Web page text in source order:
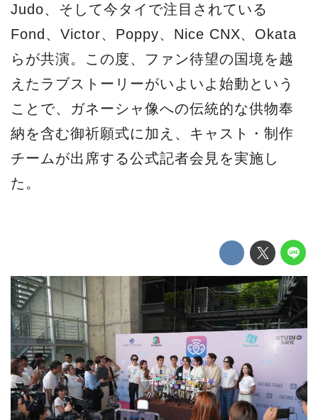
Judo、そして今タイで注目されている
Fond、Victor、Poppy、Nice CNX、Okata
らが共演。この度、ファン待望の国境を越
えたラブストーリーがいよいよ始動という
ことで、ガネーシャ像への伝統的な供物奉
納を含む御祈願式に加え、キャスト・制作
チームが出席する公式記者会見を実施し
た。